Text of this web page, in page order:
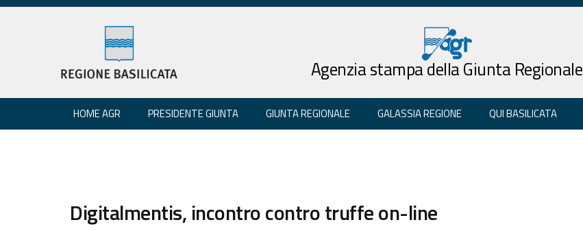
Agenzia stampa della Giunta Regionale
HOME AGR PRESIDENTE GIUNTA GIUNTA REGIONALE GALASSIA REGIONE QUI BASILICATA
Digitalmentis, incontro contro truffe on-line